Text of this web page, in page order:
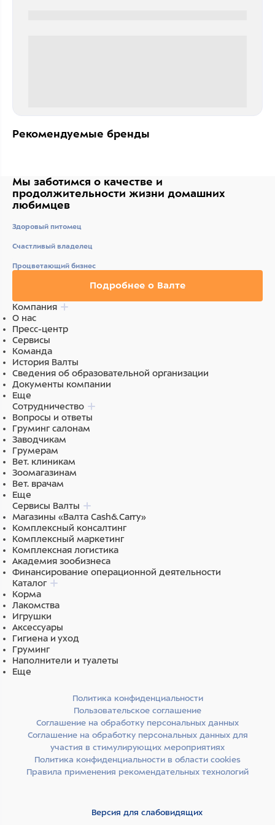
Рекомендуемые бренды
Мы заботимся о качестве и
продолжительности жизни домашних
любимцев
Здоровый питомец
Счастливый владелец
Процветающий бизнес
Подробнее о Валте
Компания
О нас
Пресс-центр
Сервисы
Команда
История Валты
Сведения об образовательной организации
Документы компании
Еще
Сотрудничество
Вопросы и ответы
Груминг салонам
Заводчикам
Грумерам
Вет. клиникам
Зоомагазинам
Вет. врачам
Еще
Сервисы Валты
Магазины «Валта Cash&Carry»
Комплексный консалтинг
Комплексный маркетинг
Комплексная логистика
Академия зообизнеса
Финансирование операционной деятельности
Каталог
Корма
Лакомства
Игрушки
Аксессуары
Гигиена и уход
Груминг
Наполнители и туалеты
Еще
Политика конфиденциальности
Пользовательское соглашение
Соглашение на обработку персональных данных
Соглашение на обработку персональных данных для
участия в стимулирующих мероприятиях
Политика конфиденциальности в области cookies
Правила применения рекомендательных технологий
Версия для слабовидящих